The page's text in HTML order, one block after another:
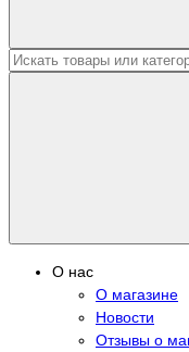
О нас
О магазине
Новости
Отзывы о